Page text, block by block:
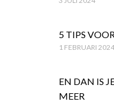
5 TIPS
1 FEBRUARI 2024
EN DAN IS
MEER